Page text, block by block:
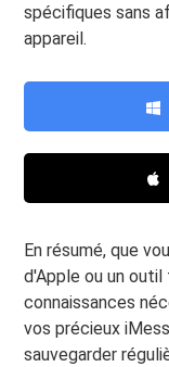
spécifiques sans
appareil.
En résumé, que
d'Apple ou un
connaissances
vos précieux
sauvegarder